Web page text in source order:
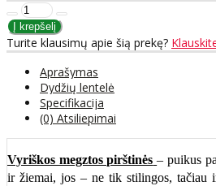
Turite klausimų apie šią prekę?
Aprašymas
Dydžių lentelė
Specifikacija
(0) Atsiliepimai
Vyriškos megztos pirštinės – puikus
ir žiemai, jos – ne tik stilingos, tačiau